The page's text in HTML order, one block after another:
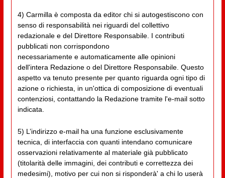
4) Carmilla è composta da editor chi si autogestiscono con
senso di responsabilità nei riguardi del collettivo
redazionale e del Direttore Responsabile. I contributi
pubblicati non corrispondono
necessariamente e automaticamente alle opinioni
dell'intera Redazione o del Direttore Responsabile. Questo
aspetto va tenuto presente per quanto riguarda ogni tipo di
azione o richiesta, in un'ottica di composizione di eventuali
contenziosi, contattando la Redazione tramite l'e-mail sotto
indicata.
5) L’indirizzo e-mail ha una funzione esclusivamente
tecnica, di interfaccia con quanti intendano comunicare
osservazioni relativamente al materiale già pubblicato
(titolarità delle immagini, dei contributi e correttezza dei
medesimi), motivo per cui non si risponderà' a chi lo userà